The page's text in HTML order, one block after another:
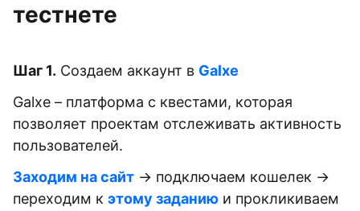
тестнете
Шаг 1. Создаем аккаунт в Galxe
Galxe – платформа с квестами, которая
позволяет проектам отслеживать активность
пользователей.
Заходим на сайт → подключаем кошелек →
переходим к этому заданию и прокликиваем